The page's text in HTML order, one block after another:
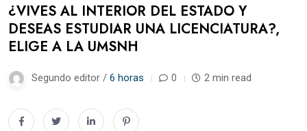
¿VIVES AL INTERIOR DEL ESTADO Y
DESEAS ESTUDIAR UNA LICENCIATURA?,
ELIGE A LA UMSNH
Segundo editor / 6 horas 0 2 min read